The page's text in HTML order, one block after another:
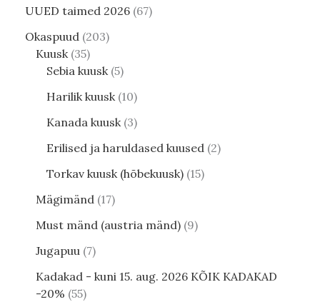
UUED taimed 2026 67
Okaspuud 203
Kuusk 35
Sebia kuusk 5
Harilik kuusk 10
Kanada kuusk 3
Erilised ja haruldased kuused 2
Torkav kuusk (hõbekuusk) 15
Mägimänd 17
Must mänd (austria mänd) 9
Jugapuu 7
Kadakad - kuni 15. aug. 2026 KÕIK KADAKAD
-20% 55